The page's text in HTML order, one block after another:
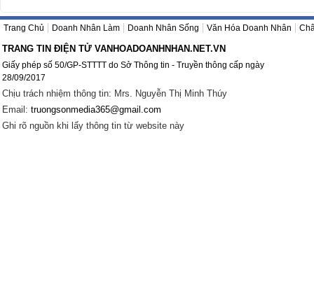
Trang Chủ Doanh Nhân Làm Doanh Nhân Sống Văn Hóa Doanh Nhân
TRANG TIN ĐIỆN TỬ VANHOADOANHNHAN.NET.VN
Giấy phép số 50/GP-STTTT do Sở Thông tin - Truyền thông cấp ngày
28/09/2017
Chịu trách nhiệm thông tin: Mrs. Nguyễn Thị Minh Thúy
Email: truongsonmedia365@gmail.com
Ghi rõ nguồn khi lấy thông tin từ website này